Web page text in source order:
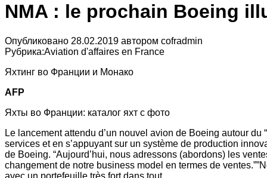
NMA : le prochain Boeing
Опубликовано 28.02.2019 автором cofradmin
Рубрика:Aviation d'affaires en France
Яхтинг во Франции и Монако
AFP
Яхты во Франции: каталог яхт с фото
Le lancement attendu d’un nouvel avion de Boeing autour
services et en s’appuyant sur un système de production
de Boeing. “Aujourd’hui, nous adressons (abordons) les
changement de notre business model en termes de
avec un portefeuille très fort dans tout…